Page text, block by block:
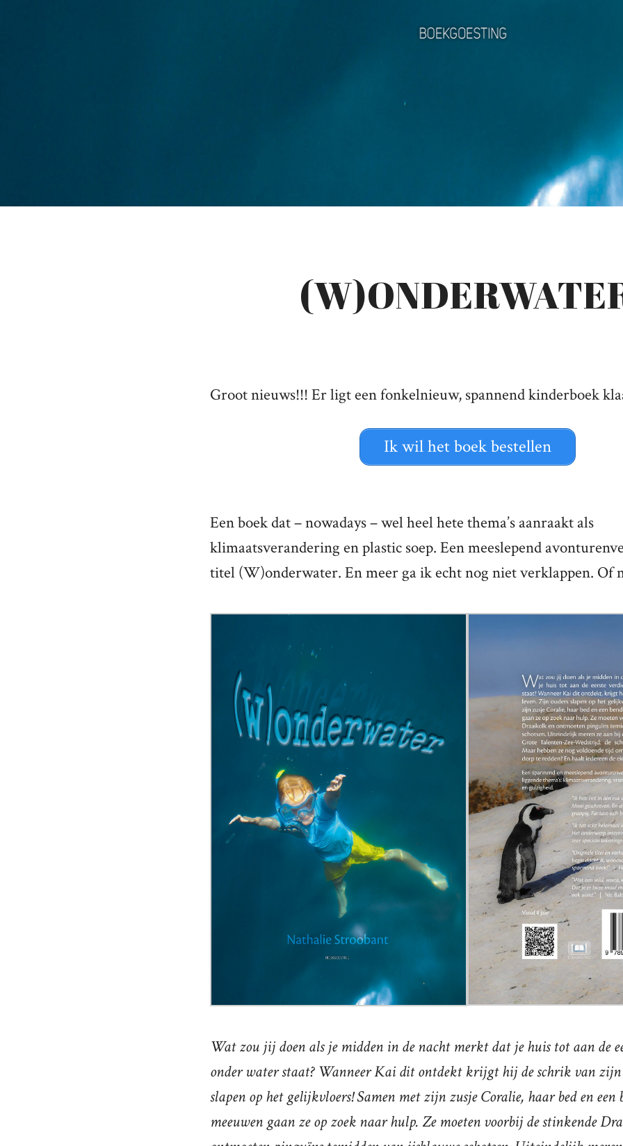
Groot nieuws!!! Er ligt een fonkelnieuw, spannend kinderboek
Ik wil het boek bestellen
Een boek dat – nowadays – wel heel hete thema’s aanraakt als
klimaatsverandering en plastic soep. Een meeslepend
titel (W)onderwater. En meer ga ik echt nog niet verklappen. Of
Wat zou jij doen als je midden in de nacht merkt dat je huis tot aan de
onder water staat? Wanneer Kai dit ontdekt krijgt hij de schrik van zijn
slapen op het gelijkvloers! Samen met zijn zusje Coralie, haar bed en een
meeuwen gaan ze op zoek naar hulp. Ze moeten voorbij de stinkende